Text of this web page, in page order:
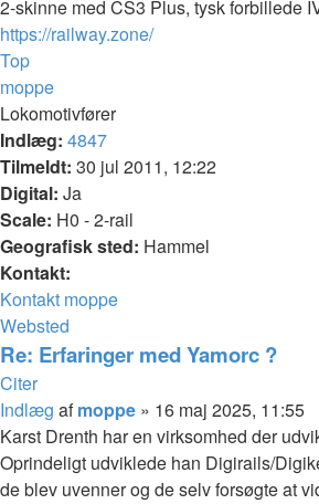
2-skinne med CS3 Plus, tysk forbillede
https://railway.zone/
Top
moppe
Lokomotivfører
Indlæg: 4847
Tilmeldt: 30 jul 2011, 12:22
Digital: Ja
Scale: H0 - 2-rail
Geografisk sted: Hammel
Kontakt:
Kontakt moppe
Websted
Re: Erfaringer med Yamorc ?
Citer
Indlæg afmoppe » 16 maj 2025, 11:55
Karst Drenth har en virksomhed der
Oprindeligt udviklede han Digirails/
de blev uvenner og de selv forsøgte at